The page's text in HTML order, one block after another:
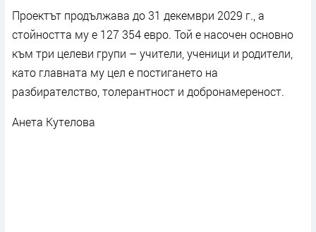
Проектът продължава до 31 декември 2029 г., а
стойността му е 127 354 евро. Той е насочен основно
към три целеви групи – учители, ученици и родители,
като главната му цел е постигането на
разбирателство, толерантност и добронамереност.
Анета Кутелова